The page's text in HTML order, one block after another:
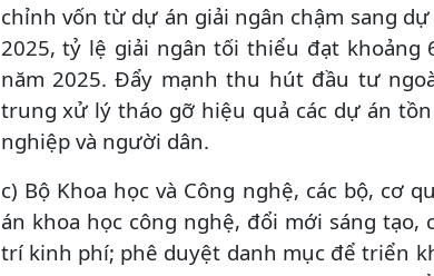
chỉnh vốn từ dự án giải ngân chậm sang
2025, tỷ lệ giải ngân tối thiểu đạt khoảng
năm 2025. Đẩy mạnh thu hút đầu tư
trung xử lý tháo gỡ hiệu quả các dự án
nghiệp và người dân.
c) Bộ Khoa học và Công nghệ, các bộ,
án khoa học công nghệ, đổi mới sáng
trí kinh phí; phê duyệt danh mục để triển